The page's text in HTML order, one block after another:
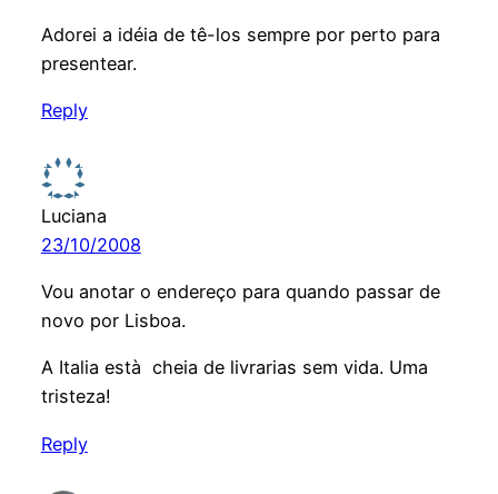
Adorei a idéia de tê-los sempre por perto para
presentear.
Reply
Luciana
23/10/2008
Vou anotar o endereço para quando passar de
novo por Lisboa.
A Italia està cheia de livrarias sem vida. Uma
tristeza!
Reply